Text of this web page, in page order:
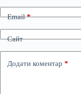
Email*
Сайт
Додати коментар *